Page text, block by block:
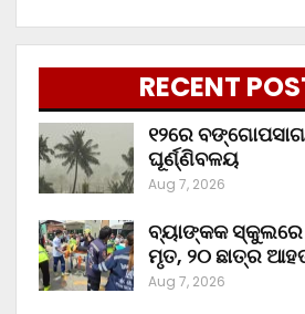
RECENT
୧୨ରେ
ଘୂର୍ଣ୍ଣିବଳୟ
Aug 7, 2026
ବ୍ୟାଙ୍କକ ସ୍କୁଲରେ
ମୃତ, ୨୦ ଛାତ୍ର
Aug 7, 2026